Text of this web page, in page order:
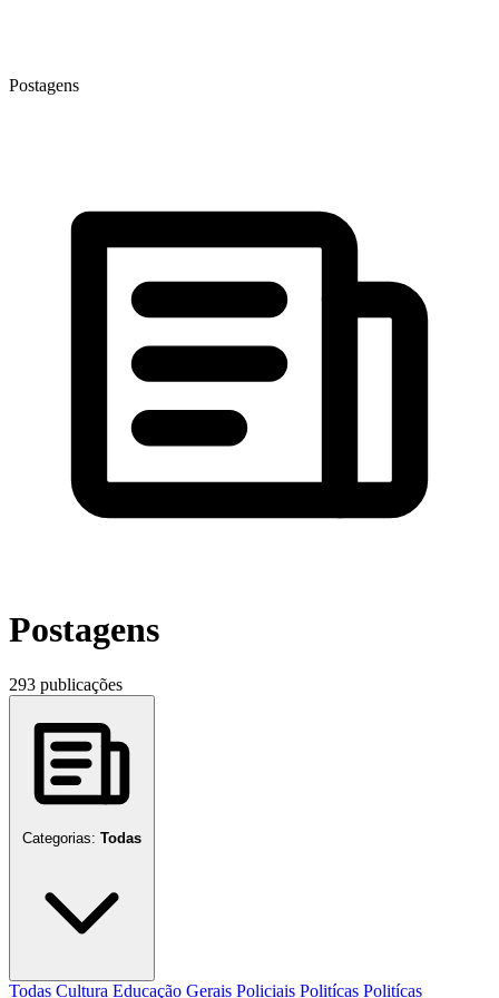
Postagens
Postagens
293 publicações
Categorias: Todas
Todas Cultura Educação Gerais Policiais Politícas Politícas